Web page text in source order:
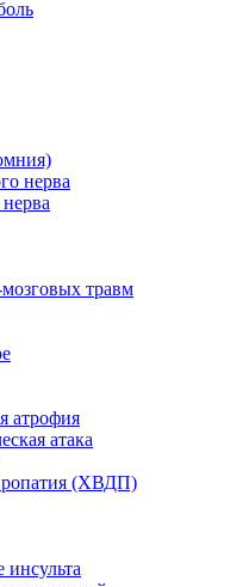
нерва
травм
атрофия
атака
(ХВДП)
инсульта